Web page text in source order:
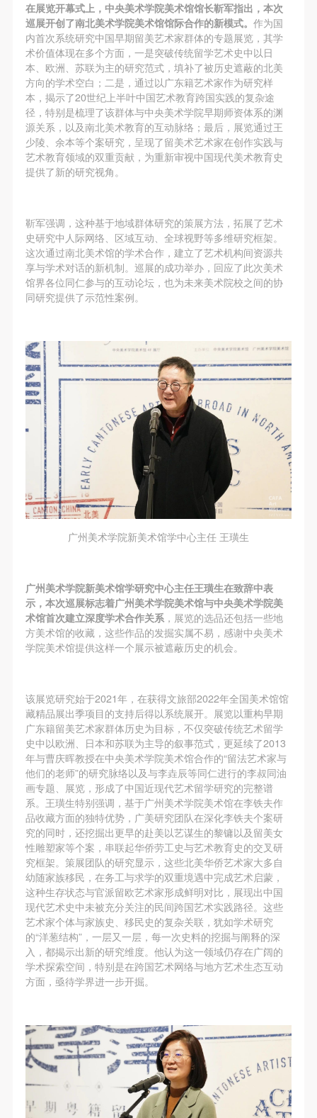
在展览开幕式上，中央美术学院美术馆馆长靳军指出，本次
巡展开创了南北美术学院美术馆馆际合作的新模式。 作为国
内首次系统研究中国早期留美艺术家群体的专题展览，其学
术价值体现在多个方面，一是突破传统留学艺术史中以日
本、欧洲、苏联为主的研究范式，填补了被历史遮蔽的北美
方向的学术空白；二是，通过以广东籍艺术家作为研究样
本，揭示了20世纪上半叶中国艺术教育跨国实践的复杂途
径，特别是梳理了该群体与中央美术学院早期师资体系的渊
源关系，以及南北美术教育的互动脉络；最后，展览通过王
少陵、余本等个案研究，呈现了留美术艺术家在创作实践与
艺术教育领域的双重贡献，为重新审视中国现代美术教育史
提供了新的研究视角。
靳军强调，这种基于地域群体研究的策展方法，拓展了艺术
史研究中人际网络、区域互动、全球视野等多维研究框架。
这次通过南北美术馆的学术合作，建立了艺术机构间资源共
享与学术对话的新机制。巡展的成功举办，回应了此次美术
馆界各位同仁参与的互动论坛，也为未来美术院校之间的协
同研究提供了示范性案例。
广州美术学院新美术馆学中心主任 王璜生
广州美术学院新美术馆学研究中心主任王璜生在致辞中表
示，本次巡展标志着广州美术学院美术馆与中央美术学院美
术馆首次建立深度学术合作关系，展览的选品还包括一些地
方美术馆的收藏，这些作品的发掘实属不易，感谢中央美术
学院美术馆提供这样一个展示被遮蔽历史的机会。
该展览研究始于2021年，在获得文旅部2022年全国美术馆馆
藏精品展出季项目的支持后得以系统展开。展览以重构早期
广东籍留美艺术家群体历史为目标，不仅突破传统艺术留学
史中以欧洲、日本和苏联为主导的叙事范式，更延续了2013
年与曹庆晖教授在中央美术学院美术馆合作的“留法艺术家与
他们的老师”的研究脉络以及与李垚辰等同仁进行的李叔同油
画专题、展览，形成了中国近现代艺术留学研究的完整谱
系。王璜生特别强调，基于广州美术学院美术馆在李铁夫作
品收藏方面的独特优势，广美研究团队在深化李铁夫个案研
究的同时，还挖掘出更早的赴美以艺谋生的黎镛以及留美女
性雕塑家等个案，串联起华侨劳工史与艺术教育史的交叉研
究框架。策展团队的研究显示，这些北美华侨艺术家大多自
幼随家族移民，在务工与求学的双重境遇中完成艺术启蒙，
这种生存状态与官派留欧艺术家形成鲜明对比，展现出中国
现代艺术史中未被充分关注的民间跨国艺术实践路径。这些
艺术家个体与家族史、移民史的复杂关联，犹如学术研究
的“洋葱结构”，一层又一层，每一次史料的挖掘与阐释的深
入，都揭示出新的研究维度。他认为这一领域仍存在广阔的
学术探索空间，特别是在跨国艺术网络与地方艺术生态互动
方面，亟待学界进一步开掘。
极策划国际、国内多视角、多领域的展览、论坛及公
共教育活动，为美院师生、中外艺术家以及社会公众
提供一个交流、学习、展示的平台。作为一家公益性
单位，其开展的公共教育活动以学术性和公益性为
主。
（3）、乙方为甲方拍摄中央美术学院公共教育部所
有公教活动。
二、拍摄内容、使用形式、使用地域范围
（1）、拍摄内容 乙方拍摄的带有甲方肖像的作品内
动。
（2）、使用形式 用于中央美术学院图书出版、销售
附带光盘及宣传资料。
（3）、使用地域范围
（如杂志、网络等）。
三、肖像权使用期限
永久使用。
四、许可使用费用
带有甲方肖像作品的拍摄费用由乙方承担。
乙方于拍摄完带有甲方肖像的作品无需支付甲方任何
费用。
（1）、本协议未尽事宜，经双方友好协商后可作为
（2）、本协议自甲乙双方签字（盖章）、勾选之日
（3）、本协议包括纸质档和电子档，纸质档—式二
份，甲乙双方各执一份，均具有同等法律效力。
活动参与者意味着接受并承担本协议的全部义务，未
同意者意味着放弃参加此次活动的权利。凡参加这次
后，视作其家属也已知晓并同意。
我已认真阅读上述条款，并且同意。
极策划国际、国内多视角、多领域的展览、论坛及公
共教育活动，为美院师生、中外艺术家以及社会公众
提供一个交流、学习、展示的平台。作为一家公益性
单位，其开展的公共教育活动以学术性和公益性为
主。
（3）、乙方为甲方拍摄中央美术学院公共教育部所
有公教活动。
二、拍摄内容、使用形式、使用地域范围
（1）、拍摄内容 乙方拍摄的带有甲方肖像的作品内
动。
（2）、使用形式 用于中央美术学院图书出版、销售
附带光盘及宣传资料。
（3）、使用地域范围
（如杂志、网络等）。
三、肖像权使用期限
永久使用。
四、许可使用费用
带有甲方肖像作品的拍摄费用由乙方承担。
乙方于拍摄完带有甲方肖像的作品无需支付甲方任何
费用。
（1）、本协议未尽事宜，经双方友好协商后可作为
（2）、本协议自甲乙双方签字（盖章）、勾选之日
（3）、本协议包括纸质档和电子档，纸质档—式二
份，甲乙双方各执一份，均具有同等法律效力。
活动参与者意味着接受并承担本协议的全部义务，未
同意者意味着放弃参加此次活动的权利。凡参加这次
后，视作其家属也已知晓并同意。
我已认真阅读上述条款，并且同意。
极策划国际、国内多视角、多领域的展览、论坛及公
共教育活动，为美院师生、中外艺术家以及社会公众
提供一个交流、学习、展示的平台。作为一家公益性
单位，其开展的公共教育活动以学术性和公益性为
主。
（3）、乙方为甲方拍摄中央美术学院公共教育部所
有公教活动。
二、拍摄内容、使用形式、使用地域范围
（1）、拍摄内容 乙方拍摄的带有甲方肖像的作品内
动。
（2）、使用形式 用于中央美术学院图书出版、销售
附带光盘及宣传资料。
（3）、使用地域范围
（如杂志、网络等）。
三、肖像权使用期限
永久使用。
四、许可使用费用
带有甲方肖像作品的拍摄费用由乙方承担。
乙方于拍摄完带有甲方肖像的作品无需支付甲方任何
费用。
（1）、本协议未尽事宜，经双方友好协商后可作为
（2）、本协议自甲乙双方签字（盖章）、勾选之日
（3）、本协议包括纸质档和电子档，纸质档—式二
份，甲乙双方各执一份，均具有同等法律效力。
活动参与者意味着接受并承担本协议的全部义务，未
同意者意味着放弃参加此次活动的权利。凡参加这次
后，视作其家属也已知晓并同意。
我已认真阅读上述条款，并且同意。